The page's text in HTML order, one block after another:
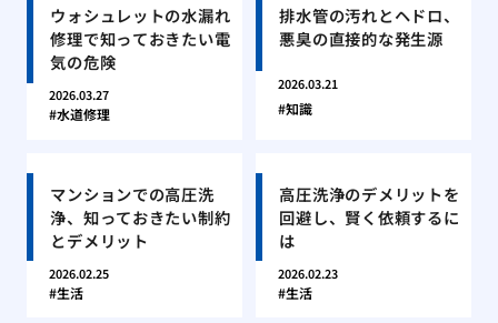
ウォシュレットの水漏れ
修理で知っておきたい電
気の危険
2026.03.27
水道修理
排水管の汚れとヘドロ、
悪臭の直接的な発生源
2026.03.21
知識
マンションでの高圧洗
浄、知っておきたい制約
とデメリット
2026.02.25
生活
高圧洗浄のデメリットを
回避し、賢く依頼するに
は
2026.02.23
生活